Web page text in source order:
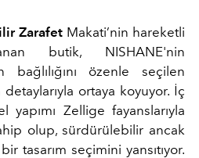
Zarafet Makati’nin hareketli
butik, NISHANE'nin
özenle seçilen
ortaya koyuyor. İç
Zellige fayanslarıyla
olup, sürdürülebilir ancak
tasarım seçimini yansıtıyor.